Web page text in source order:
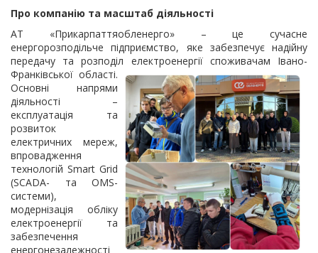
Про компанію та масштаб діяльності
АТ «Прикарпаттяобленерго» – це сучасне
енергорозподільче підприємство, яке забезпечує надійну
передачу та розподіл електроенергії споживачам Івано-
Франківської області.
Основні напрями
діяльності –
експлуатація та
розвиток
електричних мереж,
впровадження
технологій Smart Grid
(SCADA- та OMS-
системи),
модернізація обліку
електроенергії та
забезпечення
енергонезалежності